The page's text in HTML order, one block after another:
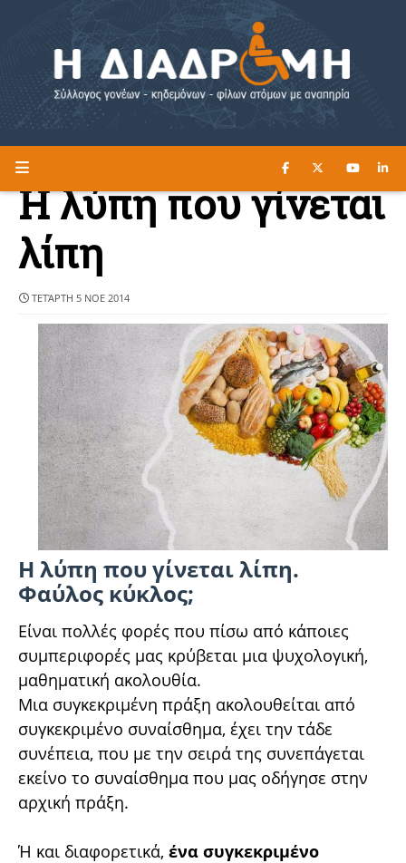
Η ΔΙΑΔΡΟΜΗ ΔΙΑΒΑΣΤΕ ΕΔΩ ►
H λύπη που γίνεται
λίπη
ΤΕΤΆΡΤΗ 5 ΝΟΕ 2014
Η λύπη που γίνεται λίπη.
Φαύλος κύκλος;
Είναι πολλές φορές που πίσω από κάποιες
συμπεριφορές μας κρύβεται μια ψυχολογική,
μαθηματική ακολουθία.
Μια συγκεκριμένη πράξη ακολουθείται από
συγκεκριμένο συναίσθημα, έχει την τάδε
συνέπεια, που με την σειρά της συνεπάγεται
εκείνο το συναίσθημα που μας οδήγησε στην
αρχική πράξη.
Ή και διαφορετικά, ένα συγκεκριμένο